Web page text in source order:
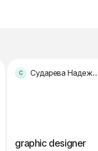
Сударева
graphic designer